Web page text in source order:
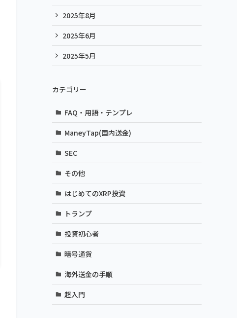
2025年8月
2025年6月
2025年5月
カテゴリー
FAQ・用語・テンプレ
ManeyTap(国内送金)
SEC
その他
はじめてのXRP投資
トランプ
投資初心者
暗号通貨
海外送金の手順
超入門